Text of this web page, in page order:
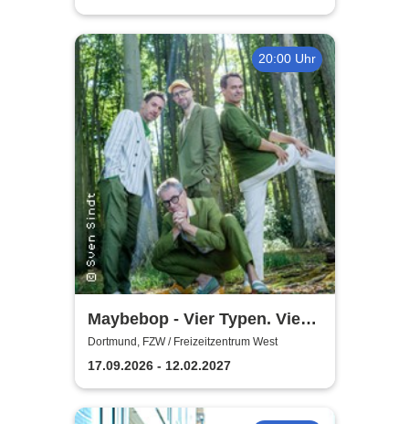
20:00 Uhr
Maybebop - Vier Typen. Vier
Mikrofone. Sonst nichts.
Dortmund, FZW / Freizeitzentrum West
17.09.2026 - 12.02.2027